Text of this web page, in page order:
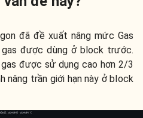
đã đề xuất nâng mức Gas
được dùng ở block trước.
được sử dụng cao hơn 2/3
nâng trần giới hạn này ở block